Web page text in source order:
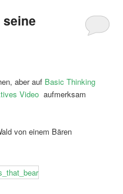
aber auf Basic Thinking
Video aufmerksam
von einem Bären